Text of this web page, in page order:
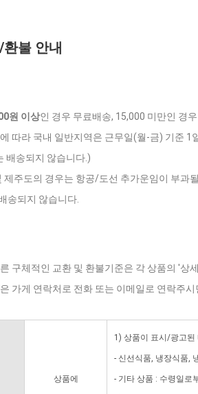
불 안내
원 이상인 경우 무료배송, 15,000 미만인 경
따라 국내 일반지역은 근무일(월-금) 기준
배송되지 않습니다.)
제주도의 경우는 항공/도선 추가운임이 부과
송되지 않습니다.
구체적인 교환 및 환불기준은 각 상품의 '상
가게 연락처로 전화 또는 이메일로 연락주
상품에
1) 상품이 표시/광고된
- 신선식품, 냉장식품,
- 기타 상품 : 수령일로